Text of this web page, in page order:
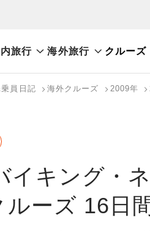
内旅行 海外旅行 クルーズ
国内旅行トップ
海外旅行トップ
員日記 海外クルーズ 2009年
イキング・
ルーズ 16日